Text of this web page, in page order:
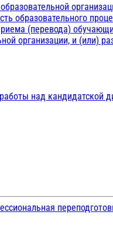
образовательного
(перевода)
организации, и (или)
над кандидатской